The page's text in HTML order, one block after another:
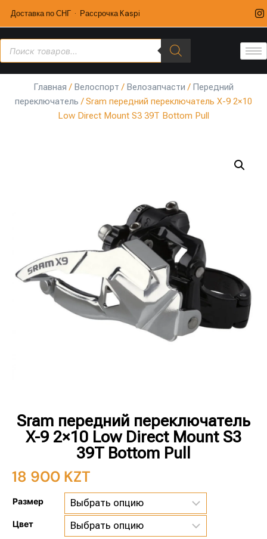
Доставка по СНГ · Рассрочка Kaspi
Главная / Велоспорт / Велозапчасти / Передний
переключатель / Sram передний переключатель X-9 2×10
Low Direct Mount S3 39T Bottom Pull
Sram передний переключатель
X-9 2×10 Low Direct Mount S3
39T Bottom Pull
18 900 KZT
Размер
Цвет